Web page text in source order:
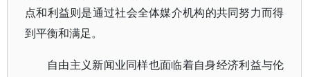
点和利益则是通过社会全体媒介机构的共同努力而得
到平衡和满足。
自由主义新闻业同样也面临着自身经济利益与伦